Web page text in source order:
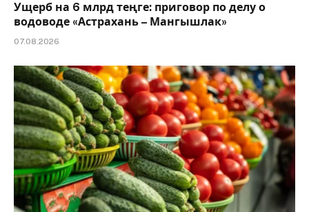
Ущерб на 6 млрд теңге: приговор по делу о
водоводе «Астрахань – Мангышлак»
07.08.2026